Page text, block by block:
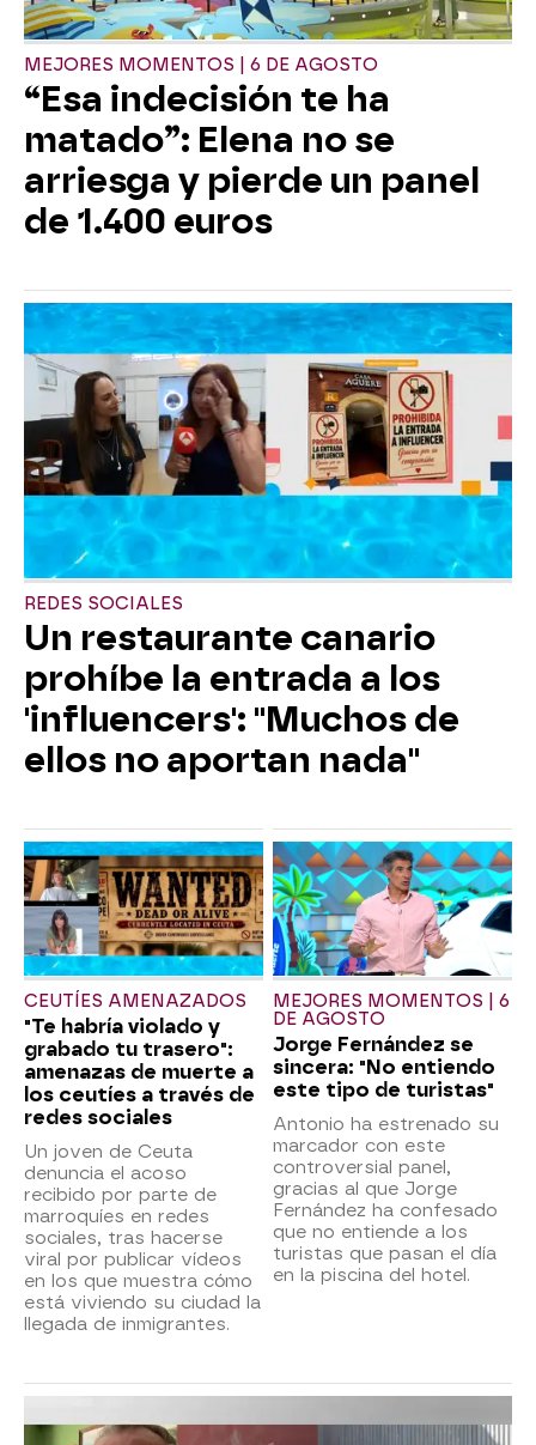
MEJORES MOMENTOS | 6 DE AGOSTO
“Esa indecisión te ha
matado”: Elena no se
arriesga y pierde un panel
de 1.400 euros
REDES SOCIALES
Un restaurante canario
prohíbe la entrada a los
'influencers': "Muchos de
ellos no aportan nada"
CEUTÍES AMENAZADOS
"Te habría violado y
grabado tu trasero":
amenazas de muerte a
los ceutíes a través de
redes sociales
Un joven de Ceuta
denuncia el acoso
recibido por parte de
marroquíes en redes
sociales, tras hacerse
viral por publicar vídeos
en los que muestra cómo
está viviendo su ciudad la
llegada de inmigrantes.
MEJORES MOMENTOS | 6
DE AGOSTO
Jorge Fernández se
sincera: "No entiendo
este tipo de turistas"
Antonio ha estrenado su
marcador con este
controversial panel,
gracias al que Jorge
Fernández ha confesado
que no entiende a los
turistas que pasan el día
en la piscina del hotel.